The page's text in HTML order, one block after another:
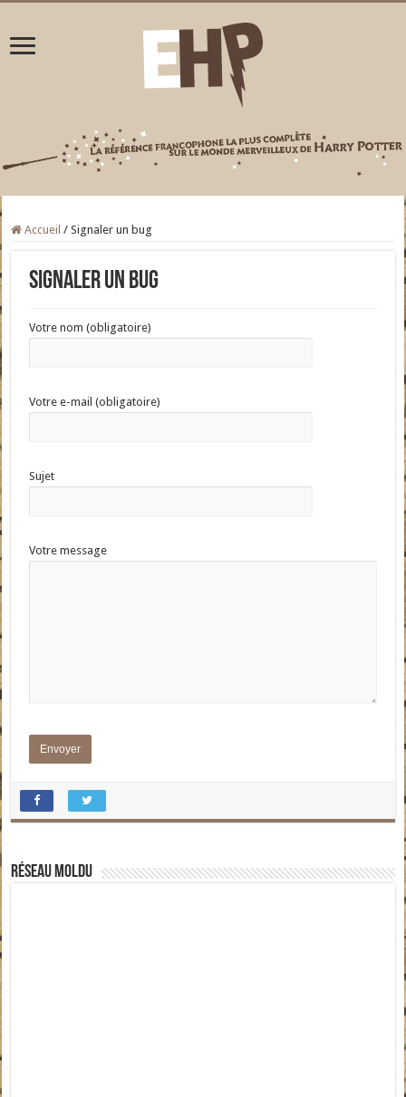
Accueil / Signaler un bug
Signaler un bug
Votre nom (obligatoire)
Votre e-mail (obligatoire)
Sujet
Votre message
Réseau moldu